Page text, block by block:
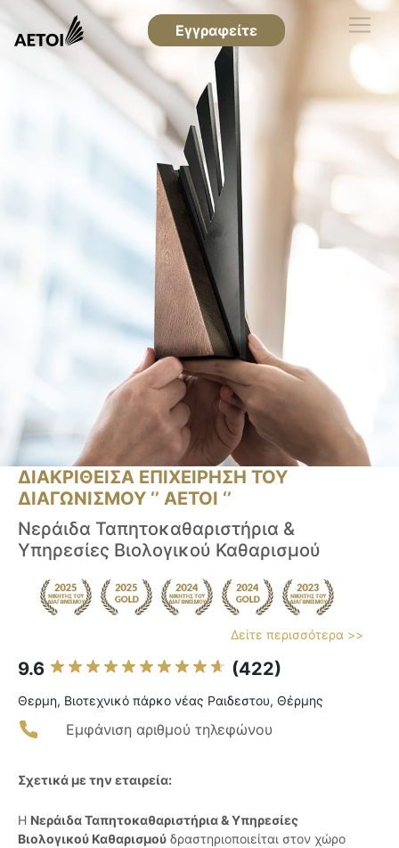
Εγγραφείτε
ΔΙΑΚΡΙΘΕΙΣΑ ΕΠΙΧΕΙΡΗΣΗ ΤΟΥ
ΔΙΑΓΩΝΙΣΜΟΥ ‘’ ΑΕΤΟΙ ‘’
Νεράιδα Ταπητοκαθαριστήρια &
Υπηρεσίες Βιολογικού Καθαρισμού
Δείτε περισσότερα >>
9.6 (422)
Θερμη, Βιοτεχνικό πάρκο νέας Ραιδεστου, Θέρμης
Εμφάνιση αριθμού τηλεφώνου
Σχετικά με την εταιρεία:
Η Νεράιδα Ταπητοκαθαριστήρια & Υπηρεσίες
Βιολογικού Καθαρισμού δραστηριοποιείται στον χώρο